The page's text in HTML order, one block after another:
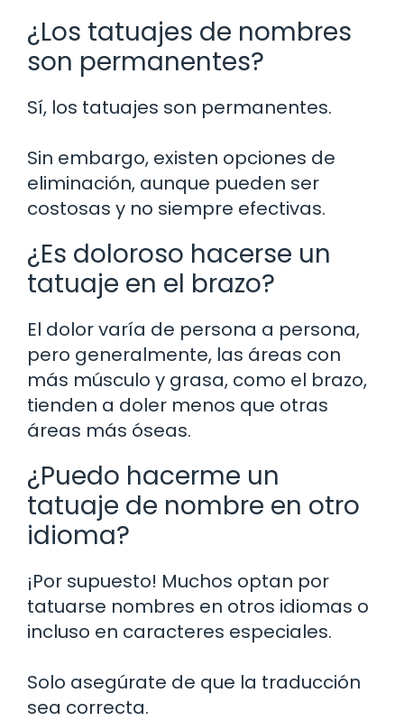
¿Los tatuajes de nombres
son permanentes?
Sí, los tatuajes son permanentes.
Sin embargo, existen opciones de
eliminación, aunque pueden ser
costosas y no siempre efectivas.
¿Es doloroso hacerse un
tatuaje en el brazo?
El dolor varía de persona a persona,
pero generalmente, las áreas con
más músculo y grasa, como el brazo,
tienden a doler menos que otras
áreas más óseas.
¿Puedo hacerme un
tatuaje de nombre en otro
idioma?
¡Por supuesto! Muchos optan por
tatuarse nombres en otros idiomas o
incluso en caracteres especiales.
Solo asegúrate de que la traducción
sea correcta.